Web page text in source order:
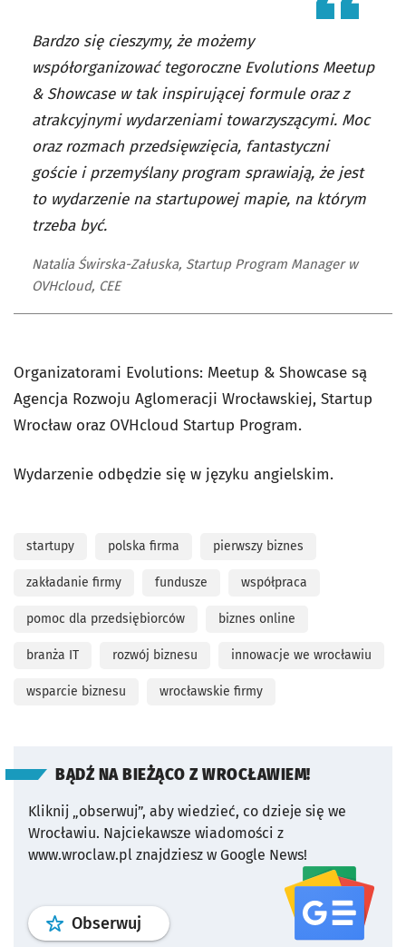
Bardzo się cieszymy, że możemy
współorganizować tegoroczne Evolutions Meetup
& Showcase w tak inspirującej formule oraz z
atrakcyjnymi wydarzeniami towarzyszącymi. Moc
oraz rozmach przedsięwzięcia, fantastyczni
goście i przemyślany program sprawiają, że jest
to wydarzenie na startupowej mapie, na którym
trzeba być.
Natalia Świrska-Załuska, Startup Program Manager w
OVHcloud, CEE
Organizatorami Evolutions: Meetup & Showcase są
Agencja Rozwoju Aglomeracji Wrocławskiej, Startup
Wrocław oraz OVHcloud Startup Program.
Wydarzenie odbędzie się w języku angielskim.
startupy polska firma pierwszy biznes
zakładanie firmy fundusze współpraca
pomoc dla przedsiębiorców biznes online
branża IT rozwój biznesu innowacje we wrocławiu
wsparcie biznesu wrocławskie firmy
BĄDŹ NA BIEŻĄCO Z WROCŁAWIEM!
Kliknij „obserwuj”, aby wiedzieć, co dzieje się we
Wrocławiu. Najciekawsze wiadomości z
www.wroclaw.pl znajdziesz w Google News!
Obserwuj profil serwisu